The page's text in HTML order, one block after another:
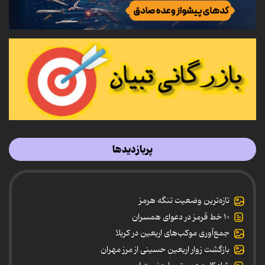
پربازدیدها
تازه‌ترین وضعیت تنگه هرمز
۱۰ خط قرمز در دعوای همسران
جمع‌آوری موکب‌های اربعین در کربلا
بازگشت زوار اربعین حسینی از مرز مهران